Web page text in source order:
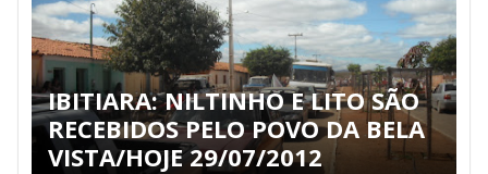
IBITIARA: NILTINHO E LITO SÃO
RECEBIDOS PELO POVO DA BELA
VISTA/HOJE 29/07/2012